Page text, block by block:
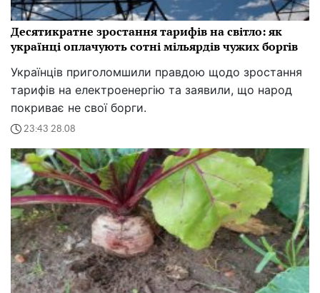
Десятикратне зростання тарифів на світло: як
українці оплачують сотні мільярдів чужих боргів
Українців приголомшили правдою щодо зростання
тарифів на електроенергію та заявили, що народ
покриває не свої борги.
23:43 28.08